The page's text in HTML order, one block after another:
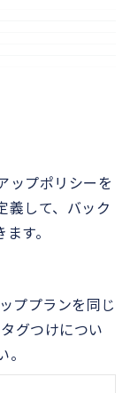
ップポリシーを
義して、バック
す。
ププランを同じ
グつけについ